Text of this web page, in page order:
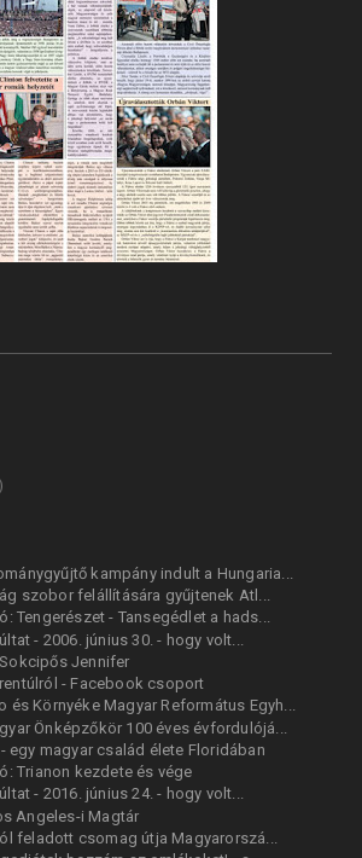
kampány indult a Hungaria...
szobor felállítására gyűjtenek Atl...
Tengerészet - Tansegédlet a hads...
- 2006. június 30. - hogy volt...
Jennifer
- Facebook csoport
és Környéke Magyar Református Egyh...
Önképzőkör 100 éves évfordulójá...
egy magyar család élete Floridában
Trianon kezdete és vége
- 2016. június 24. - hogy volt...
Angeles-i Magtár
feladott csomag útja Magyarorszá...